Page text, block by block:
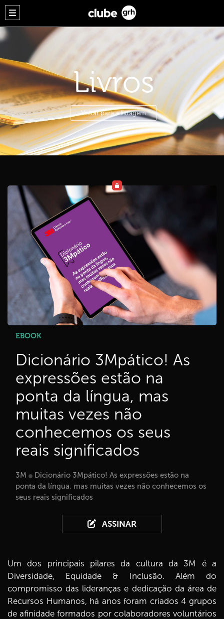
Livros
Voltar para a listagem
EBOOK
Dicionário 3Mpático! As
expressões estão na
ponta da língua, mas
muitas vezes não
conhecemos os seus
reais significados
3M
Dicionário 3Mpático! As expressões estão na
ponta da língua, mas muitas vezes não conhecemos os
seus reais significados
ASSINAR
Um dos principais pilares da cultura da 3M é a
Diversidade, Equidade & Inclusão. Além do
compromisso das lideranças e dedicação da área de
Recursos Humanos, há anos foram criados 4 grupos
de afinidade formados por colaboradores voluntários